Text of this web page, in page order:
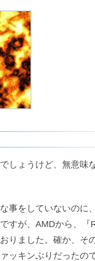
しょうけど、無意味
事をしていないのに
すが、AMDから、『
りました。確か、そ
ッキンぶりだったの